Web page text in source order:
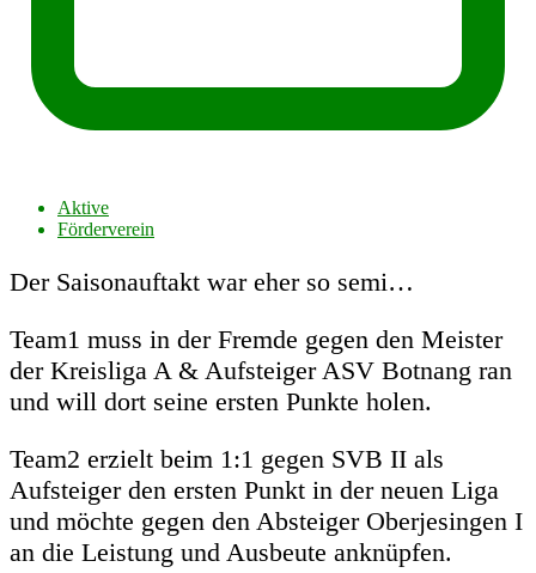
Aktive
Förderverein
Der Saisonauftakt war eher so semi…
Team1 muss in der Fremde gegen den Meister
der Kreisliga A & Aufsteiger ASV Botnang ran
und will dort seine ersten Punkte holen.
Team2 erzielt beim 1:1 gegen SVB II als
Aufsteiger den ersten Punkt in der neuen Liga
und möchte gegen den Absteiger Oberjesingen I
an die Leistung und Ausbeute anknüpfen.